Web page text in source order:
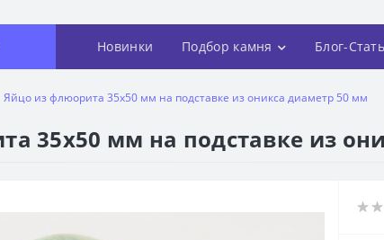
Новинки Подбор камня Блог-
Яйцо из флюорита 35х50 мм на подставке из оникса диаметр 50 мм
35х50 мм на подставке из